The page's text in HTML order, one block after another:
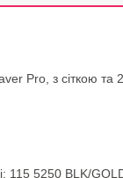
Pro, з сіткою
115 5250 BLK/